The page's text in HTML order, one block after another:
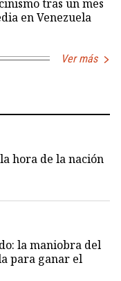
tras un mes
en Venezuela
Ver más
hora de la nación
la maniobra del
para ganar el